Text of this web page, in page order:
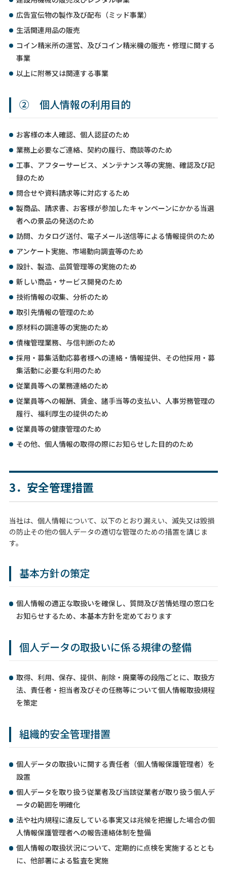
広告宣伝物の製作及び配布（ミッド事業）
生活関連用品の販売
コイン精米所の運営、及びコイン精米機の販売・修理に関する
事業
以上に附帯又は関連する事業
② 個人情報の利用目的
お客様の本人確認、個人認証のため
業務上必要なご連絡、契約の履行、商談等のため
工事、アフターサービス、メンテナンス等の実施、確認及び記
録のため
問合せや資料請求等に対応するため
製商品、請求書、お客様が参加したキャンペーンにかかる当選
者への景品の発送のため
訪問、カタログ送付、電子メール送信等による情報提供のため
アンケート実施、市場動向調査等のため
設計、製造、品質管理等の実施のため
新しい商品・サービス開発のため
技術情報の収集、分析のため
取引先情報の管理のため
原材料の調達等の実施のため
債権管理業務、与信判断のため
採用・募集活動応募者様への連絡・情報提供、その他採用・募
集活動に必要な利用のため
従業員等への業務連絡のため
従業員等への報酬、賃金、諸手当等の支払い、人事労務管理の
履行、福利厚生の提供のため
従業員等の健康管理のため
その他、個人情報の取得の際にお知らせした目的のため
3．安全管理措置
当社は、個人情報について、以下のとおり漏えい、滅失又は毀損
の防止その他の個人データの適切な管理のための措置を講じま
す。
基本方針の策定
個人情報の適正な取扱いを確保し、質問及び苦情処理の窓口を
お知らせするため、本基本方針を定めております
個人データの取扱いに係る規律の整備
取得、利用、保存、提供、削除・廃棄等の段階ごとに、取扱方
法、責任者・担当者及びその任務等について個人情報取扱規程
を策定
組織的安全管理措置
個人データの取扱いに関する責任者（個人情報保護管理者）を
設置
個人データを取り扱う従業者及び当該従業者が取り扱う個人デ
ータの範囲を明確化
法や社内規程に違反している事実又は兆候を把握した場合の個
人情報保護管理者への報告連絡体制を整備
個人情報の取扱状況について、定期的に点検を実施するととも
に、他部署による監査を実施